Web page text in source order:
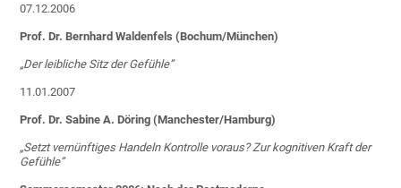
07.12.2006
Prof. Dr. Bernhard Waldenfels (Bochum/München)
„Der leibliche Sitz der Gefühle”
11.01.2007
Prof. Dr. Sabine A. Döring (Manchester/Hamburg)
„Setzt vernünftiges Handeln Kontrolle voraus? Zur kognitiven Kraft der
Gefühle”